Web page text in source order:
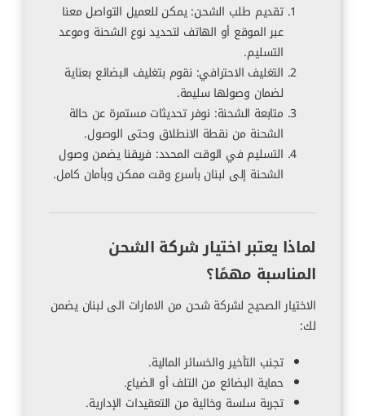
تقديم طلب الشحن: يمكن للعميل التواصل معنا
عبر الموقع أو الهاتف لتحديد نوع الشحنة وموعد
التسليم.
التغليف الاحترافي: نقوم بتغليف البضائع بعناية
لضمان وصولها سليمة.
متابعة الشحنة: نوفر تحديثات مستمرة عن حالة
الشحنة من نقطة الانطلاق وحتى الوصول.
التسليم في الوقت المحدد: فريقنا يضمن وصول
الشحنة إلى لبنان بأسرع وقت ممكن وبأمان كامل.
لماذا يعتبر اختيار شركة الشحن
المناسبة مهمًا؟
الاختيار الصحيح لشركة شحن من الامارات الى لبنان يضمن
لك:
تجنب التأخير والخسائر المالية.
حماية البضائع من التلف أو الضياع.
تجربة سلسة وخالية من التعقيدات الإدارية.